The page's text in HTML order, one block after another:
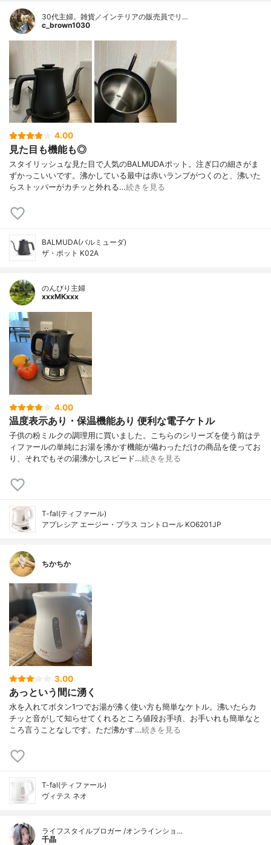
30代主婦。雑貨／インテリアの販売員でリ…
c_brown1030
4.00
見た目も機能も◎
スタイリッシュな見た目で人気のBALMUDAポット。注ぎ口の細さがま
ずかっこいいです。沸かしている最中は赤いランプがつくのと、沸いた
らストッパーがカチッと外れる…続きを見る
BALMUDA(バルミューダ)
ザ・ポット K02A
のんびり主婦
xxxMKxxx
4.00
温度表示あり・保温機能あり 便利な電子ケトル
子供の粉ミルクの調理用に買いました。こちらのシリーズを使う前はテ
ィファールの単純にお湯を沸かす機能が備わっただけの商品を使ってお
り、それでもその湯沸かしスピード…続きを見る
T-fal(ティファール)
アプレシア エージー・プラス コントロール KO6201JP
ちかちか
3.00
あっという間に湧く
水を入れてボタン1つでお湯が沸く使い方も簡単なケトル。沸いたらカ
チッと音がして知らせてくれるところ値段お手頃、お手いれも簡単なと
ころ言うことなしです。ただ沸かす…続きを見る
T-fal(ティファール)
ヴィテス ネオ
ライフスタイルブロガー /オンラインショ…
千晶